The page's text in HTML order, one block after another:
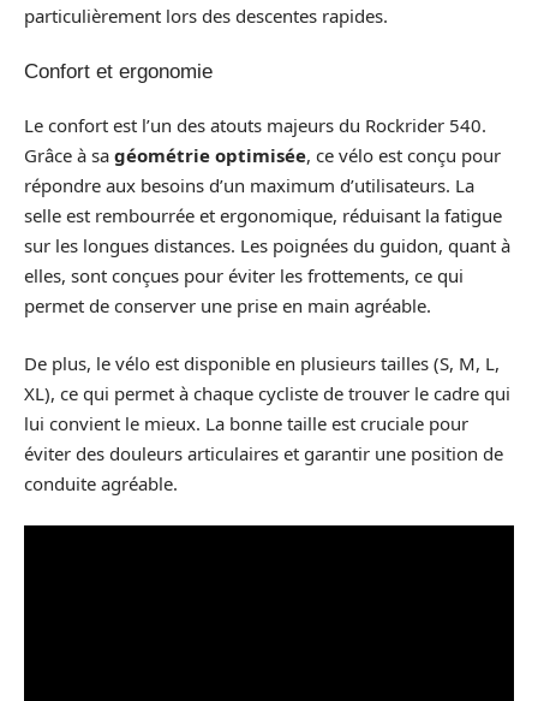
particulièrement lors des descentes rapides.
Confort et ergonomie
Le confort est l’un des atouts majeurs du Rockrider 540.
Grâce à sa géométrie optimisée, ce vélo est conçu pour
répondre aux besoins d’un maximum d’utilisateurs. La
selle est rembourrée et ergonomique, réduisant la fatigue
sur les longues distances. Les poignées du guidon, quant à
elles, sont conçues pour éviter les frottements, ce qui
permet de conserver une prise en main agréable.
De plus, le vélo est disponible en plusieurs tailles (S, M, L,
XL), ce qui permet à chaque cycliste de trouver le cadre qui
lui convient le mieux. La bonne taille est cruciale pour
éviter des douleurs articulaires et garantir une position de
conduite agréable.